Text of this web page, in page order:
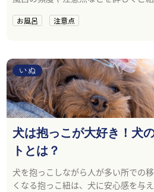
お風呂 注意点
いぬ
犬は抱っこが大好き！犬
トとは？
犬を抱っこしながら人が多い所での
くなる抱っこ紐は、犬に安心感を与